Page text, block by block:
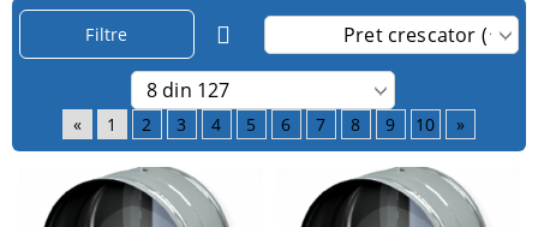
Filtre
« 1 2 3 4 5 6 7 8 9 10 »